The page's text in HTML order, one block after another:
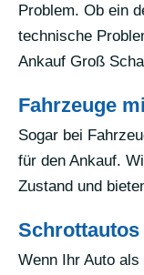
Problem. Ob ein
technische
Ankauf Groß
Fahrzeuge
Sogar bei
für den Ankauf.
Zustand und
Schrottautos
Wenn Ihr Auto